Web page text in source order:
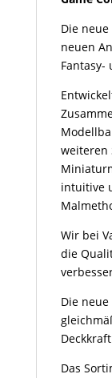
Die
neuen
Fantasy-
weiteren
intuitive
Wir bei
die
Die
Das